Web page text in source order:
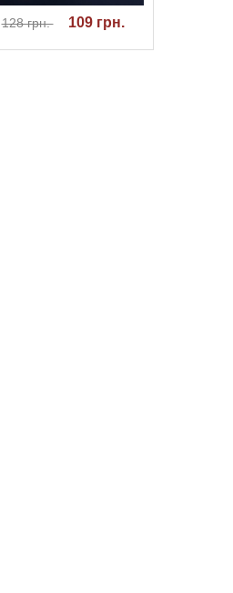
128 грн.109 грн.